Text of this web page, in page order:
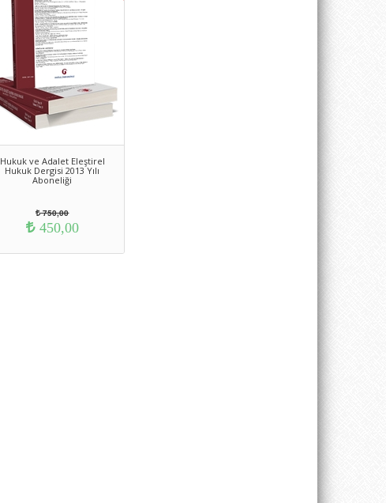
Hukuk ve Adalet Eleştirel
Hukuk Dergisi 2013 Yılı
Aboneliği
750,00
450,00